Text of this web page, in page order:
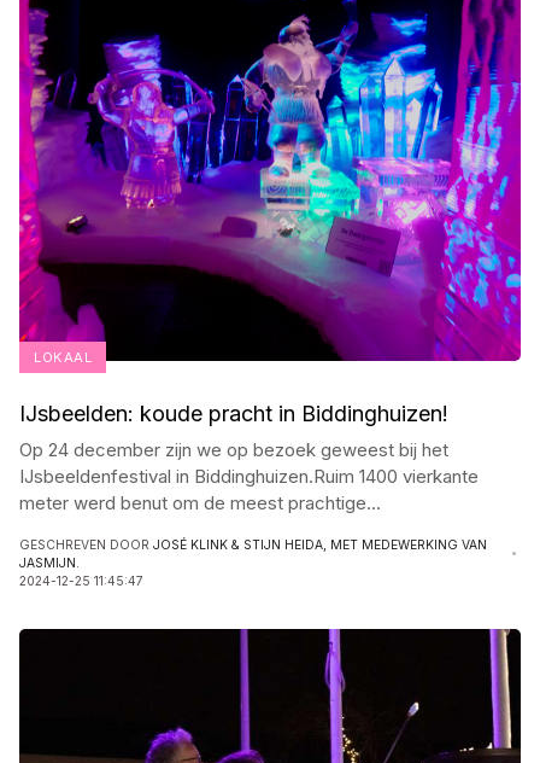
LOKAAL
IJsbeelden: koude pracht in Biddinghuizen!
Op 24 december zijn we op bezoek geweest bij het
IJsbeeldenfestival in Biddinghuizen.Ruim 1400 vierkante
meter werd benut om de meest prachtige...
GESCHREVEN DOOR JOSÉ KLINK & STIJN HEIDA, MET MEDEWERKING VAN
JASMIJN.
2024-12-25 11:45:47